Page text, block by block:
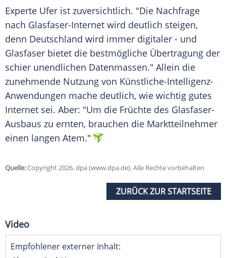
Experte Ufer ist zuversichtlich. "Die Nachfrage
nach Glasfaser-Internet wird deutlich steigen,
denn Deutschland wird immer digitaler - und
Glasfaser bietet die bestmögliche Übertragung der
schier unendlichen Datenmassen." Allein die
zunehmende Nutzung von Künstliche-Intelligenz-
Anwendungen mache deutlich, wie wichtig gutes
Internet sei. Aber: "Um die Früchte des Glasfaser-
Ausbaus zu ernten, brauchen die Marktteilnehmer
einen langen Atem."
Quelle:Copyright 2026, dpa (www.dpa.de). Alle Rechte vorbehalten
ZURÜCK ZUR STARTSEITE
Video
Empfohlener externer Inhalt: